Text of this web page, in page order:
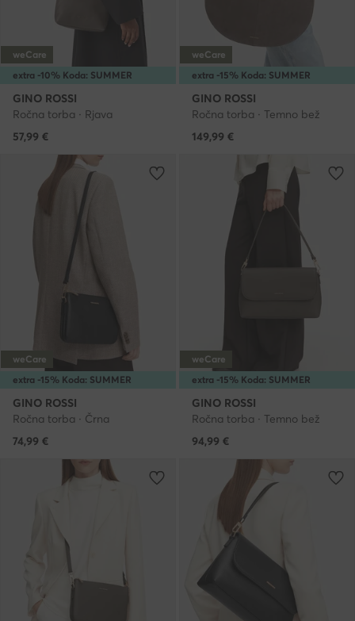
extra -10% Koda: SUMMER
weCare
GINO ROSSI
Ročna torba · Rjava
57,99 €
extra -15% Koda: SUMMER
weCare
GINO ROSSI
Ročna torba · Temno bež
149,99 €
extra -15% Koda: SUMMER
weCare
GINO ROSSI
Ročna torba · Črna
74,99 €
extra -15% Koda: SUMMER
weCare
GINO ROSSI
Ročna torba · Temno bež
94,99 €